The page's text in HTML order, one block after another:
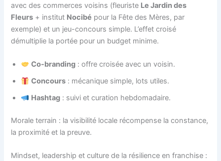
avec des commerces voisins (fleuriste Le Jardin des
Fleurs + institut Nocibé pour la Fête des Mères, par
exemple) et un jeu-concours simple. L’effet croisé
démultiplie la portée pour un budget minime.
Co-branding : offre croisée avec un voisin.
Concours : mécanique simple, lots utiles.
Hashtag : suivi et curation hebdomadaire.
Morale terrain : la visibilité locale récompense la constance,
la proximité et la preuve.
Mindset, leadership et culture de la résilience en franchise :